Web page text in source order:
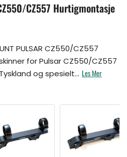
CZ557 Hurtigmontasje
PULSAR CZ550/CZ557
for Pulsar CZ550/CZ557
og spesielt... Les Mer